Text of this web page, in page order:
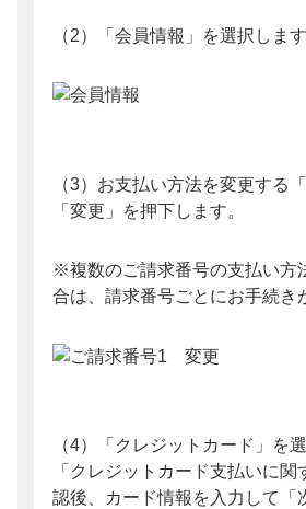
（2）「会員情報」を選択します
（3）お支払い方法を変更する
「変更」を押下します。
※複数のご請求番号の支払い方
合は、請求番号ごとにお手続き
（4）「クレジットカード」を
「クレジットカード支払いに関
認後、カード情報を入力して「